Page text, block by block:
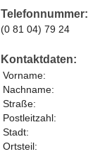
Telefonnummer:
(0 81 04) 79 24
Kontaktdaten:
Vorname:
Nachname:
Straße:
Postleitzahl:
Stadt:
Ortsteil: